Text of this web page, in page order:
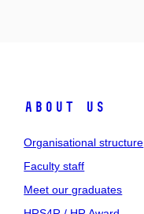
About us
Organisational structure
Faculty staff
Meet our graduates